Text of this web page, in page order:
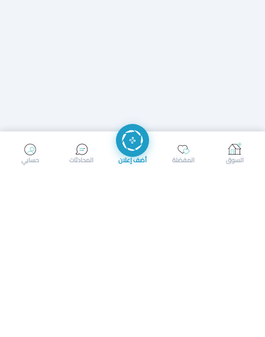
إرسال رسالة إجراء مكالمة
حسابي المحادثات أضف إعلان المفضلة السوق